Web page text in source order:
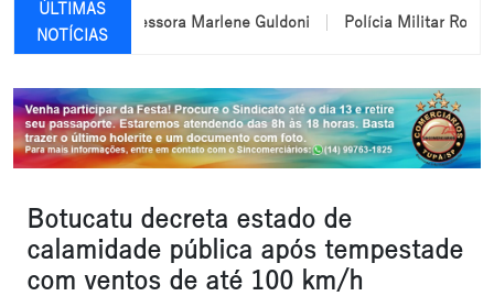
ÚLTIMAS
NOTÍCIAS
da professora Marlene Guldoni Polícia Militar Rodoviária
Botucatu decreta estado de
calamidade pública após tempestade
com ventos de até 100 km/h